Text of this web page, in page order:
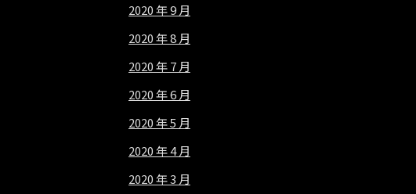
2020 年 9 月
2020 年 8 月
2020 年 7 月
2020 年 6 月
2020 年 5 月
2020 年 4 月
2020 年 3 月